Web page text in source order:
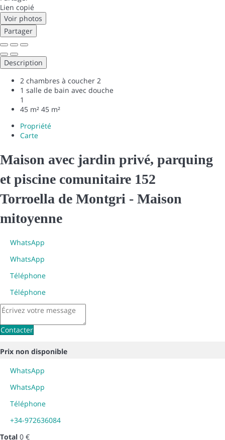
Lien copié
Voir photos
Partager
Description
2 chambres à coucher 2
1 salle de bain avec douche
1
45 m² 45 m²
Propriété
Carte
Maison avec jardin privé, parquing
et piscine comunitaire 152
Torroella de Montgri - Maison
mitoyenne
WhatsApp
WhatsApp
Téléphone
Téléphone
Contacter
Prix non disponible
WhatsApp
WhatsApp
Téléphone
+34-972636084
Total 0 €